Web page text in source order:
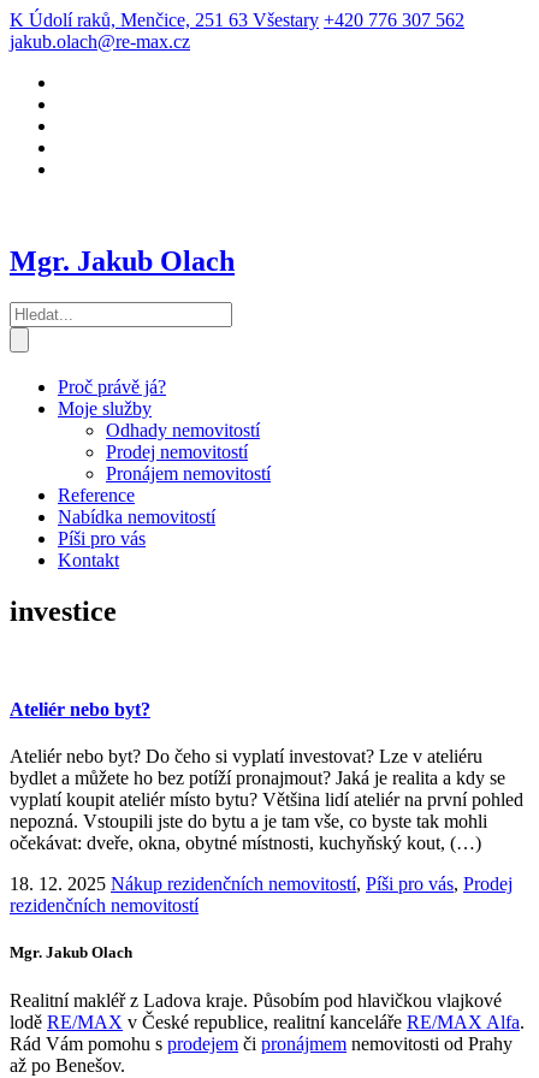
K Údolí raků, Menčice, 251 63 Všestary +420 776 307 562
jakub.olach@re-max.cz
Mgr. Jakub Olach
Proč právě já?
Moje služby
Odhady nemovitostí
Prodej nemovitostí
Pronájem nemovitostí
Reference
Nabídka nemovitostí
Píši pro vás
Kontakt
investice
Ateliér nebo byt?
Ateliér nebo byt? Do čeho si vyplatí investovat? Lze v ateliéru
bydlet a můžete ho bez potíží pronajmout? Jaká je realita a kdy se
vyplatí koupit ateliér místo bytu? Většina lidí ateliér na první pohled
nepozná. Vstoupili jste do bytu a je tam vše, co byste tak mohli
očekávat: dveře, okna, obytné místnosti, kuchyňský kout, (…)
18. 12. 2025 Nákup rezidenčních nemovitostí, Píši pro vás, Prodej
rezidenčních nemovitostí
Mgr. Jakub Olach
Realitní makléř z Ladova kraje. Působím pod hlavičkou vlajkové
lodě RE/MAX v České republice, realitní kanceláře RE/MAX Alfa.
Rád Vám pomohu s prodejem či pronájmem nemovitosti od Prahy
až po Benešov.